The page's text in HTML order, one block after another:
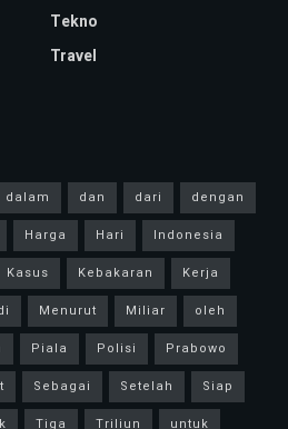
Tekno
Travel
dalam dan dari
dengan
Harga Hari
Indonesia
Kasus Kebakaran
Kerja
Menurut Miliar
oleh
Piala Polisi
Prabowo
Sebagai Setelah
Siap
Tiga Triliun untuk